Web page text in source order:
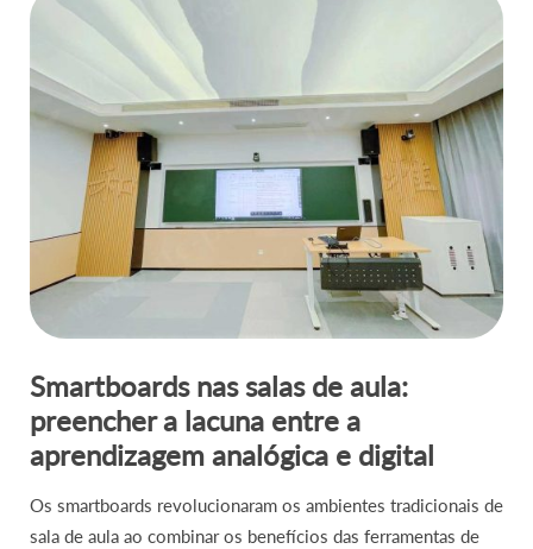
Smartboards nas salas de aula:
preencher a lacuna entre a
aprendizagem analógica e digital
Os smartboards revolucionaram os ambientes tradicionais de
sala de aula ao combinar os benefícios das ferramentas de